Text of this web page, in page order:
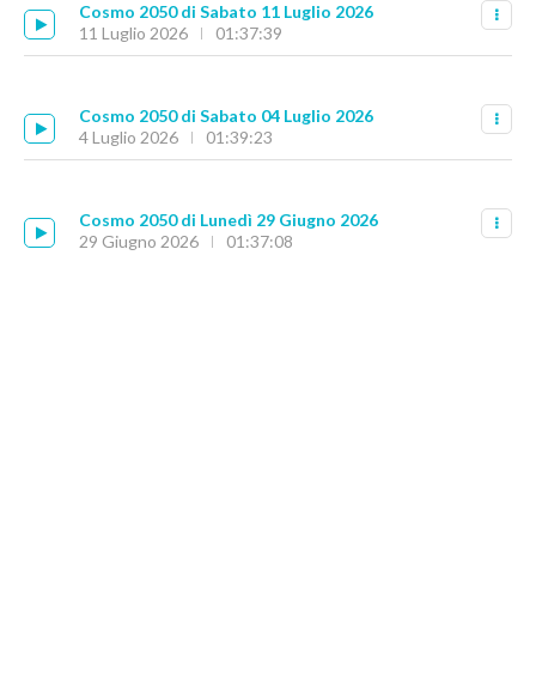
Cosmo 2050 di Sabato 11 Luglio 2026
11 Luglio 2026
01:37:39
Cosmo 2050 di Sabato 04 Luglio 2026
4 Luglio 2026
01:39:23
Cosmo 2050 di Lunedì 29 Giugno 2026
29 Giugno 2026
01:37:08